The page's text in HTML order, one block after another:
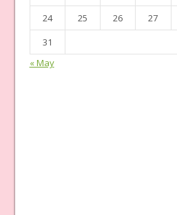
24
25 26 27
31
« May